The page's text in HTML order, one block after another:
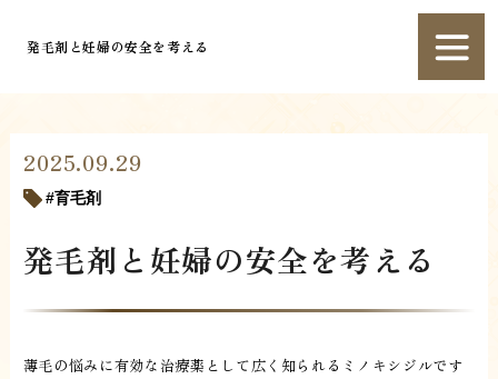
発毛剤と妊婦の安全を考える
2025.09.29
育毛剤
発毛剤と妊婦の安全を考える
薄毛の悩みに有効な治療薬として広く知られるミノキシジルです